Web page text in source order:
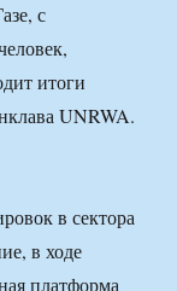
с
итоги
UNRWA.
в сектора
в ходе
платформа